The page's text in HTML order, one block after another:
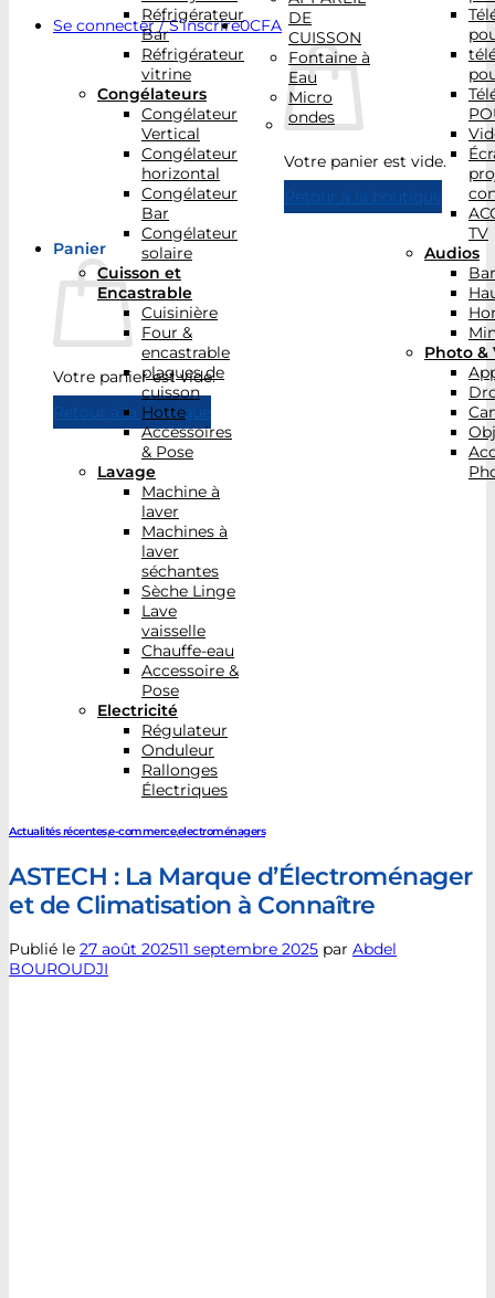
Se connecter / S’inscrire0CFA
Votre panier est vide.
Retour à la boutique
Panier
Votre panier est vide.
Retour à la boutique
Réfrigérateur
Bar
Réfrigérateur
vitrine
Congélateurs
Congélateur
Vertical
Congélateur
horizontal
Congélateur
Bar
Congélateur
solaire
Cuisson et
Encastrable
Cuisinière
Four &
encastrable
plaques de
cuisson
Hotte
Accessoires
& Pose
Lavage
Machine à
laver
Machines à
laver
séchantes
Sèche Linge
Lave
vaisselle
Chauffe-eau
Accessoire &
Pose
Electricité
Régulateur
Onduleur
Rallonges
Électriques
DE
CUISSON
Fontaine à
Eau
Micro
ondes
TV
Audios
Photo &
Actualités récentes,e-commerce,electroménagers
ASTECH : La Marque d’Électroménager
et de Climatisation à Connaître
Publié le 27 août 202511 septembre 2025 par Abdel
BOUROUDJI